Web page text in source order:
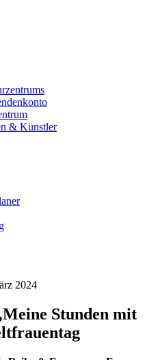
& Künstler
2024
Stunden mit